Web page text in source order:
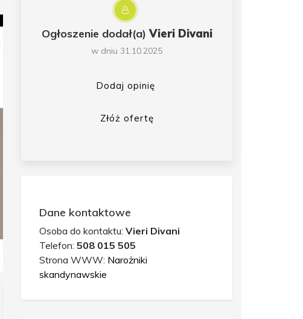
Ogłoszenie dodał(a)Vieri Divani
w dniu 31.10.2025
Dodaj opinię
Złóż ofertę
Dane kontaktowe
Osoba do kontaktu: Vieri Divani
Telefon: 508 015 505
Strona WWW: Narożniki
skandynawskie